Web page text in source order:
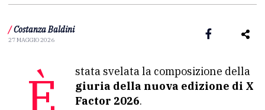
/ Costanza Baldini
27 MAGGIO 2026
È stata svelata la composizione della
giuria della nuova edizione di X
Factor 2026.